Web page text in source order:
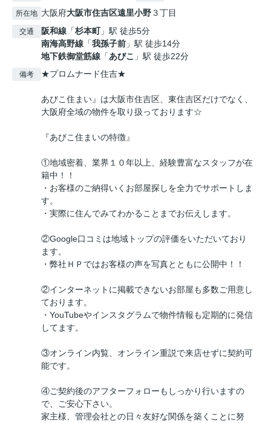
所在地 大阪府大阪市住吉区遠里小野３丁目
交通 阪和線 「杉本町」駅 徒歩5分
南海高野線 「我孫子前 」駅 徒歩14分
地下鉄御堂筋線 「あびこ 」駅 徒歩22分
備考 ★プロムナード住吉★
あびこ住まい』は大阪市住吉区、東住吉区だけでなく、
大阪府全域の物件を取り扱っております☆
『あびこ住まいの特徴』
①地域密着、業界１０年以上、経験豊富なスタッフが在
籍中！！
・お客様のご納得いくお部屋探しを全力でサポートしま
す。
・実際に住んでみてわかることまでお伝えします。
②Google口コミは地域トップの評価をいただいており
ます。
・弊社ＨＰではお客様の声を写真とともに公開中！！
②インターネットに掲載できないお部屋も多数ご用意し
ております。
・YouTubeやインスタグラムで物件情報も定期的に発信
してます。
③オンライン内覧、オンライン重説で来店せずに契約可
能です。
④ご契約後のアフターフォローもしっかり行いますの
で、ご安心下さい。
家主様、管理会社との日々友好な関係を築くことに努